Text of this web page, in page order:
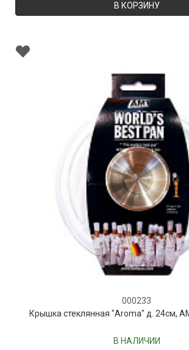
В КОРЗИНУ
000233
Крышка стеклянная "Aroma" д. 24см,
В НАЛИЧИИ